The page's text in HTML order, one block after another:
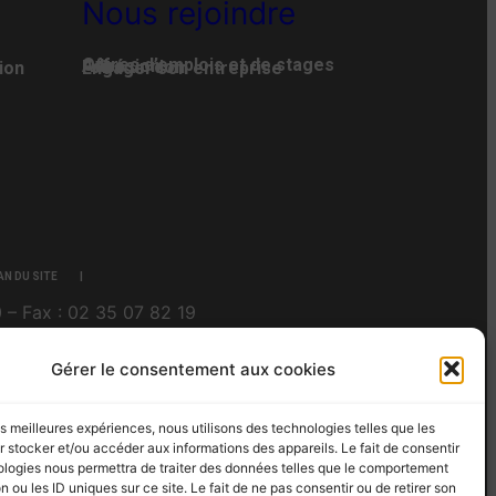
Gérer le consentement aux cookies
meilleures expériences, nous utilisons des technologies telles que les
stocker et/ou accéder aux informations des appareils. Le fait de consentir
nous permettra de traiter des données telles que le comportement
ou les ID uniques sur ce site. Le fait de ne pas consentir ou de retirer son
Nous rejoindre
Offres d’emplois et de stages
Adhésion
Faire un don
Engager son entreprise
DU SITE
– Fax : 02 35 07 82 19